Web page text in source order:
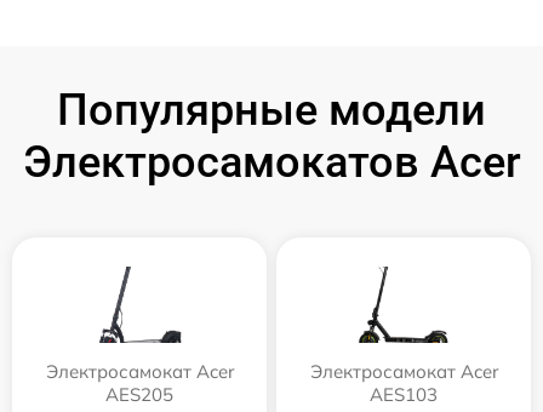
Популярные модели
Электросамокатов Acer
Электросамокат Acer
AES205
Электросамокат Acer
AES103